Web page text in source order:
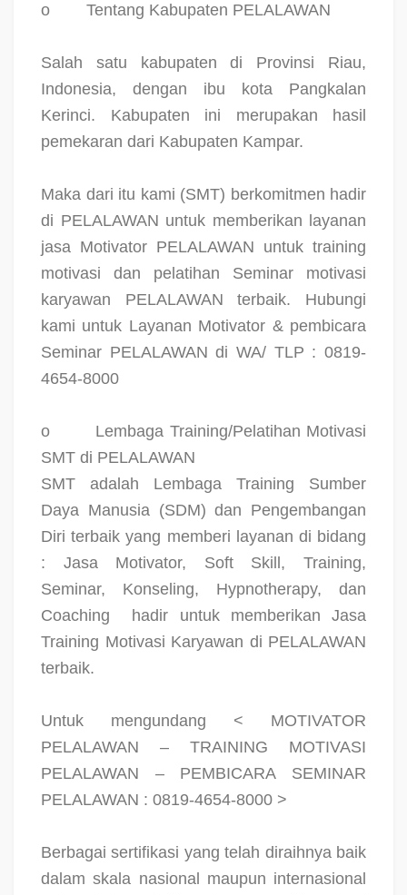
o Tentang Kabupaten PELALAWAN
Salah satu kabupaten di Provinsi Riau,
Indonesia, dengan ibu kota Pangkalan
Kerinci. Kabupaten ini merupakan hasil
pemekaran dari Kabupaten Kampar.
Maka dari itu kami (SMT) berkomitmen hadir
di PELALAWAN untuk memberikan layanan
jasa Motivator PELALAWAN untuk training
motivasi dan pelatihan Seminar motivasi
karyawan PELALAWAN terbaik. Hubungi
kami untuk Layanan Motivator & pembicara
Seminar PELALAWAN di WA/ TLP : 0819-
4654-8000
o
Lembaga Training/Pelatihan Motivasi
SMT di PELALAWAN
SMT adalah Lembaga Training Sumber
Daya Manusia (SDM) dan Pengembangan
Diri terbaik yang memberi layanan di bidang
: Jasa Motivator, Soft Skill, Training,
Seminar, Konseling, Hypnotherapy, dan
Coaching
hadir untuk memberikan Jasa
Training Motivasi Karyawan di PELALAWAN
terbaik.
Untuk mengundang < MOTIVATOR
PELALAWAN – TRAINING MOTIVASI
PELALAWAN – PEMBICARA SEMINAR
PELALAWAN : 0819-4654-8000 >
Berbagai sertifikasi yang telah diraihnya baik
dalam skala nasional maupun internasional